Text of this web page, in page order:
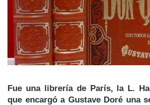
Fue una librería de París, la L.
que encargó a Gustave Doré una